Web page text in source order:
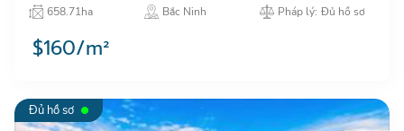
công nghiệp lớn của Việt Nam với hạ tầng tốt và vị trí
thuận t…
658.71ha Bắc Ninh Pháp lý: Đủ hồ sơ
$160/m²
Đủ hồ sơ